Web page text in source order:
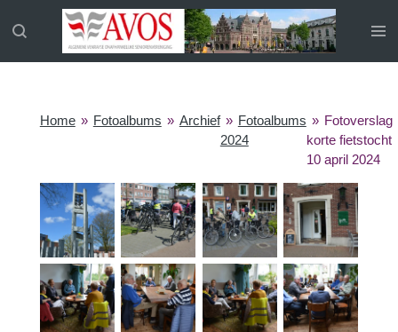
direct
Home » Fotoalbums » Archief » Fotoalbums
2024
» Fotoverslag
korte fietstocht
10 april 2024